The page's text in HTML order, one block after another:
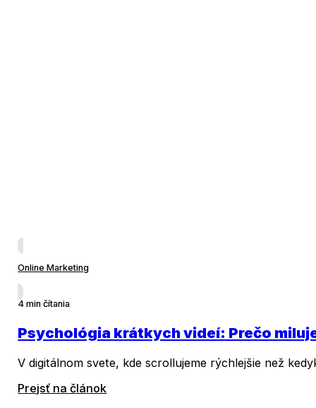
Online Marketing
4 min čítania
Psychológia krátkych videí: Prečo
V digitálnom svete, kde scrollujeme rýchlejšie než
Prejsť na článok